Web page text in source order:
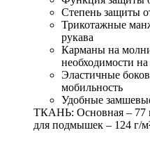
Степень защиты
Трикотажные
рукава
Карманы на
необходимости
Эластичные
мобильность
Удобные
ТКАНЬ: Основная – 77
для подмышек – 124 г/